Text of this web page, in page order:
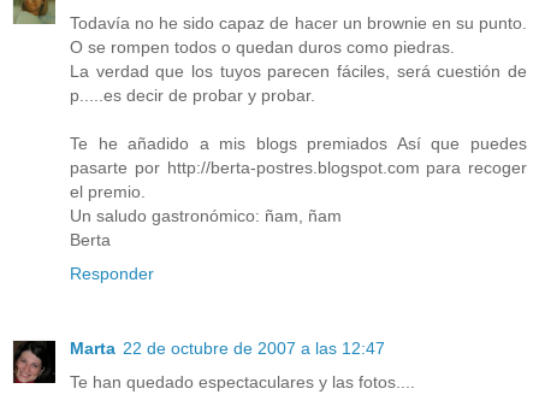
Todavía no he sido capaz de hacer un brownie en su punto.
O se rompen todos o quedan duros como piedras.
La verdad que los tuyos parecen fáciles, será cuestión de
p.....es decir de probar y probar.
Te he añadido a mis blogs premiados Así que puedes
pasarte por http://berta-postres.blogspot.com para recoger
el premio.
Un saludo gastronómico: ñam, ñam
Berta
Responder
Marta 22 de octubre de 2007 a las 12:47
Te han quedado espectaculares y las fotos....